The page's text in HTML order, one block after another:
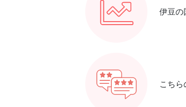
伊豆の
こちら